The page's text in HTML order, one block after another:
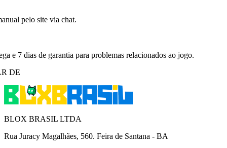
pelo site via chat.
e 7 dias de garantia para problemas relacionados ao jogo.
DE
BLOX BRASIL LTDA
Rua Juracy Magalhães, 560. Feira de Santana - BA